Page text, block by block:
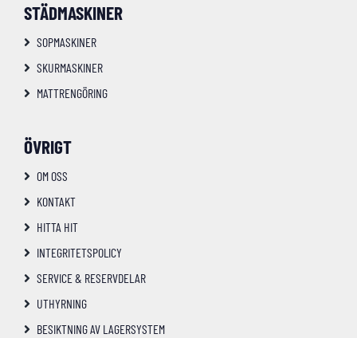
STÄDMASKINER
SOPMASKINER
SKURMASKINER
MATTRENGÖRING
ÖVRIGT
OM OSS
KONTAKT
HITTA HIT
INTEGRITETSPOLICY
SERVICE & RESERVDELAR
UTHYRNING
BESIKTNING AV LAGERSYSTEM